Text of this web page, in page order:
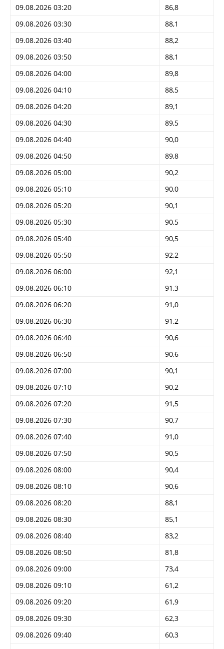
09.08.2026 03:20
86,8
09.08.2026 03:30
88,1
09.08.2026 03:40
88,2
09.08.2026 03:50
88,1
09.08.2026 04:00
89,8
09.08.2026 04:10
88,5
09.08.2026 04:20
89,1
09.08.2026 04:30
89,5
09.08.2026 04:40
90,0
09.08.2026 04:50
89,8
09.08.2026 05:00
90,2
09.08.2026 05:10
90,0
09.08.2026 05:20
90,1
09.08.2026 05:30
90,5
09.08.2026 05:40
90,5
09.08.2026 05:50
92,2
09.08.2026 06:00
92,1
09.08.2026 06:10
91,3
09.08.2026 06:20
91,0
09.08.2026 06:30
91,2
09.08.2026 06:40
90,6
09.08.2026 06:50
90,6
09.08.2026 07:00
90,1
09.08.2026 07:10
90,2
09.08.2026 07:20
91,5
09.08.2026 07:30
90,7
09.08.2026 07:40
91,0
09.08.2026 07:50
90,5
09.08.2026 08:00
90,4
09.08.2026 08:10
90,6
09.08.2026 08:20
88,1
09.08.2026 08:30
85,1
09.08.2026 08:40
83,2
09.08.2026 08:50
81,8
09.08.2026 09:00
73,4
09.08.2026 09:10
61,2
09.08.2026 09:20
61,9
09.08.2026 09:30
62,3
09.08.2026 09:40
60,3